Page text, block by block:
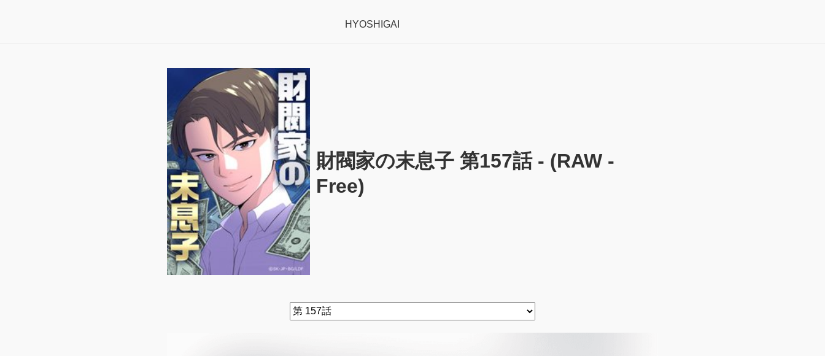
HYOSHIGAI
財閥家の末息子 第157話 - (RAW -
Free)